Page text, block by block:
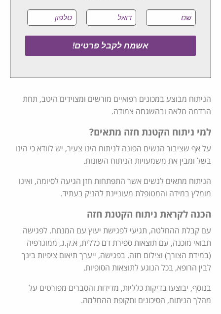
הניתוח מבוצע במכונים רפואיים מורשים ומצוידים היטב, תחת
הרדמה מלאה ובהשגחה צמודה.
למי ניתוח הקטנת חזה מתאים?
על אף שציבור הנשים הפונה לניתוח הינו צעיר, יש לוודא כי הינו
בשל ומבין את משמעויות הניתוח השונות.
הניתוח מתאים לנשים אשר התפתחות חזן הגיעה לסיומה, ואינו
מומלץ במידה והמטופלת מעוניינת להניק בעתיד.
הכנה לקראת ניתוח הקטנת חזה
עם קבלת ההחלטה, תגיעי לפגישת יעוץ עם המנתח. לפגישה
תבואי מוכנה, עם תוצאות ספירת דם כללית, א.ק.ג, ממוגרפיה
(במידת הצורך) וצילום חזה. בפגישה, ייערך תיאום ציפיות בינך
לבין הרופא, בכל הנוגע לתוצאות הסופיות.
בנוסף, יבוצעו בדיקות כלליות, מדידות והסברים מפורטים על
מהלך הניתוח, הסיכונים ותקופת ההחלמה.